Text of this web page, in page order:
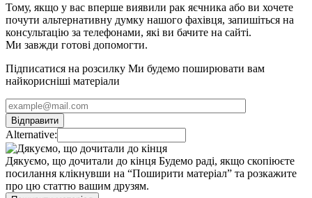
Тому, якщо у вас вперше виявили рак яєчника або ви хочете
почути альтернативну думку нашого фахівця, запишіться на
консультацію за телефонами, які ви бачите на сайті.
Ми завжди готові допомогти.
Підписатися на розсилку Ми будемо поширювати вам
найкорисніші матеріали
Alternative:
Дякуємо, що дочитали до кінця Будемо раді, якщо скопіюєте
посилання клікнувши на “Поширити матеріал” та розкажите
про цю статтю вашим друзям.